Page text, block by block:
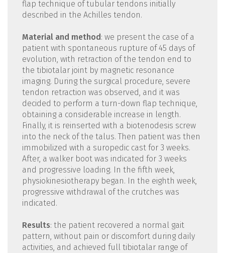
flap technique of tubular tendons initially
described in the Achilles tendon.
Material and method : we present the case of a
patient with spontaneous rupture of 45 days of
evolution, with retraction of the tendon end to
the tibiotalar joint by magnetic resonance
imaging. During the surgical procedure, severe
tendon retraction was observed, and it was
decided to perform a turn-down flap technique,
obtaining a considerable increase in length.
Finally, it is reinserted with a biotenodesis screw
into the neck of the talus. Then patient was then
immobilized with a suropedic cast for 3 weeks.
After, a walker boot was indicated for 3 weeks
and progressive loading. In the fifth week,
physiokinesiotherapy began. In the eighth week,
progressive withdrawal of the crutches was
indicated.
Results: the patient recovered a normal gait
pattern, without pain or discomfort during daily
activities, and achieved full tibiotalar range of